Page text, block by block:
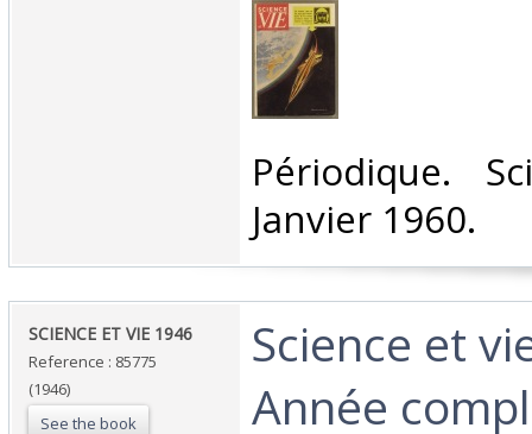
‎Périodique.
Janvier 1960.‎
‎SCIENCE ET VIE 1946 ‎
Reference : 85775
(1946)
See the book
‎Science et
Année